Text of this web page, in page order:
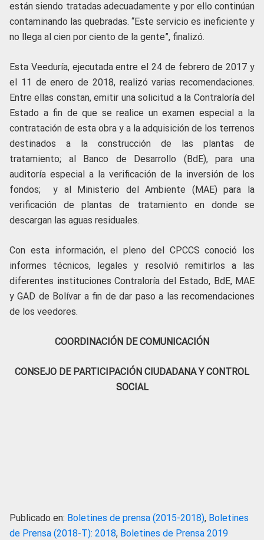
están siendo tratadas adecuadamente y por ello continúan
contaminando las quebradas. “Este servicio es ineficiente y
no llega al cien por ciento de la gente”, finalizó.
Esta Veeduría, ejecutada entre el 24 de febrero de 2017 y
el 11 de enero de 2018, realizó varias recomendaciones.
Entre ellas constan, emitir una solicitud a la Contraloría del
Estado a fin de que se realice un examen especial a la
contratación de esta obra y a la adquisición de los terrenos
destinados a la construcción de las plantas de
tratamiento; al Banco de Desarrollo (BdE), para una
auditoría especial a la verificación de la inversión de los
fondos; y al Ministerio del Ambiente (MAE) para la
verificación de plantas de tratamiento en donde se
descargan las aguas residuales.
Con esta información, el pleno del CPCCS conoció los
informes técnicos, legales y resolvió remitirlos a las
diferentes instituciones Contraloría del Estado, BdE, MAE
y GAD de Bolívar a fin de dar paso a las recomendaciones
de los veedores.
COORDINACIÓN DE COMUNICACIÓN
CONSEJO DE PARTICIPACIÓN CIUDADANA Y CONTROL
SOCIAL
Publicado en: Boletines de prensa (2015-2018), Boletines
de Prensa (2018-T): 2018, Boletines de Prensa 2019